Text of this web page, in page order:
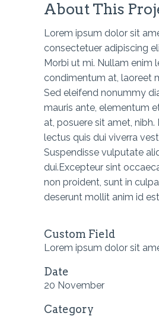
About This
Lorem ipsum dolor sit
consectetuer adipiscing
Morbi ut mi. Nullam enim
condimentum at, laoreet
Sed eleifend nonummy
mauris ante, elementum
at, posuere sit amet, nibh.
lectus quis dui viverra
Suspendisse vulputate
dui.Excepteur sint
non proident, sunt in
deserunt mollit anim id
Custom Field
Lorem ipsum dolor sit
Date
20 November
Category